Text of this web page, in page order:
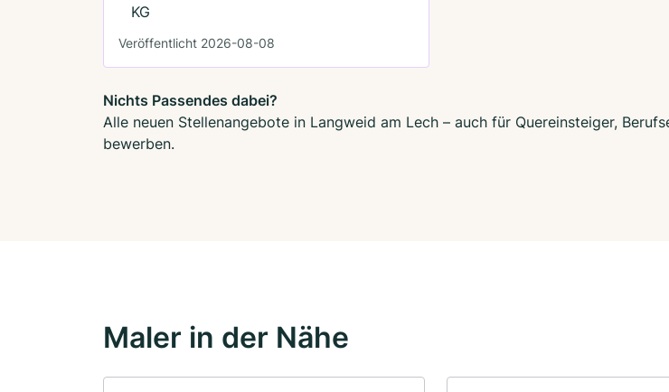
KG
Veröffentlicht 2026-08-08
Nichts Passendes dabei?
Alle neuen Stellenangebote in Langweid am Lech – auch für Quereinsteiger,
bewerben.
Maler in der Nähe